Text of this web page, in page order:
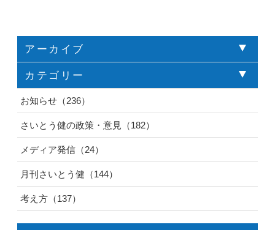
アーカイブ
カテゴリー
お知らせ（236）
さいとう健の政策・意見（182）
メディア発信（24）
月刊さいとう健（144）
考え方（137）